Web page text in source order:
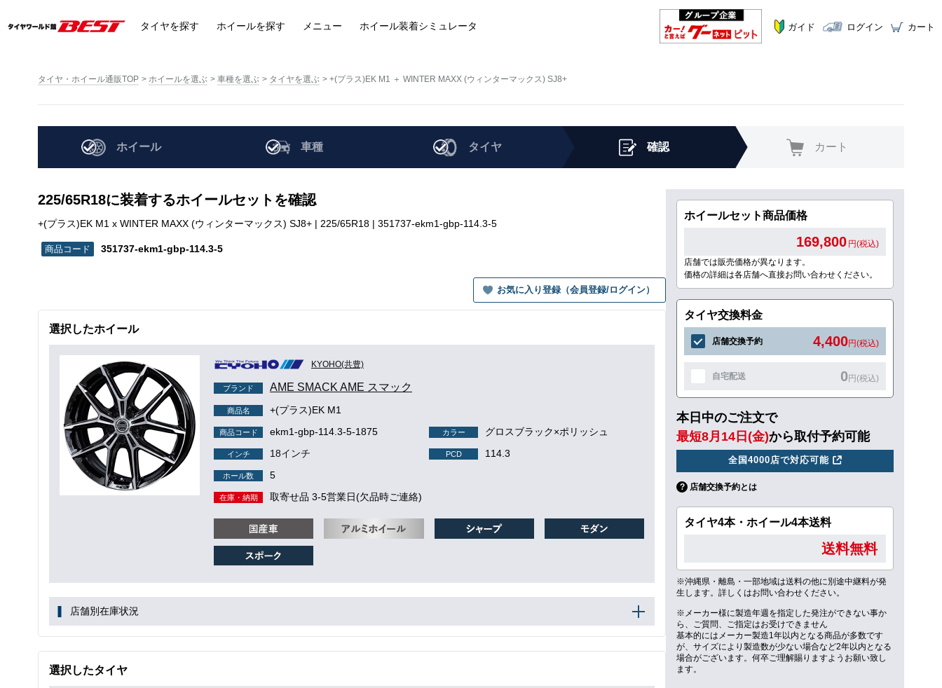
タイヤを探す ホイールを探す メニュー ホイール装着シミュレータ ガイド ログイン カート
タイヤ・ホイール通販TOP ホイールを選ぶ 車種を選ぶ タイヤを選ぶ +(プラス)EK M1 ＋ WINTER MAXX (ウィンターマックス) SJ8+
ホイール 車種 タイヤ 確認 カート
225/65R18に装着するホイールセットを確認
+(プラス)EK M1 x WINTER MAXX (ウィンターマックス) SJ8+ | 225/65R18 | 351737-ekm1-gbp-114.3-5
351737-ekm1-gbp-114.3-5
お気に入り登録（会員登録/ログイン）
選択したホイール
KYOHO(共豊)
ブランド AME SMACK AME スマック
商品名 +(プラス)EK M1
商品コード ekm1-gbp-114.3-5-1875 カラー グロスブラック×ポリッシュ
インチ 18インチ PCD 114.3
ホール数 5
在庫・納期 取寄せ品 3-5営業日(欠品時ご連絡)
店舗別在庫状況
選択したタイヤ
ホイールセット商品価格
169,800 円(税込)
店舗では販売価格が異なります。
価格の詳細は各店舗へ直接お問い合わせください。
タイヤ交換料金
店舗交換予約 4,400円(税込)
自宅配送 0円(税込)
本日中のご注文で
最短8月14日(金)から取付予約可能
全国4000店で対応可能
店舗交換予約とは
タイヤ4本・ホイール4本送料
送料無料
※沖縄県・離島・一部地域は送料の他に別途中継料が発
生します。詳しくはお問い合わせください。
※メーカー様に製造年週を指定した発注ができない事か
ら、ご質問、ご指定はお受けできません
基本的にはメーカー製造1年以内となる商品が多数です
が、サイズにより製造数が少ない場合など2年以内となる
場合がございます。何卒ご理解賜りますようお願い致し
ます。